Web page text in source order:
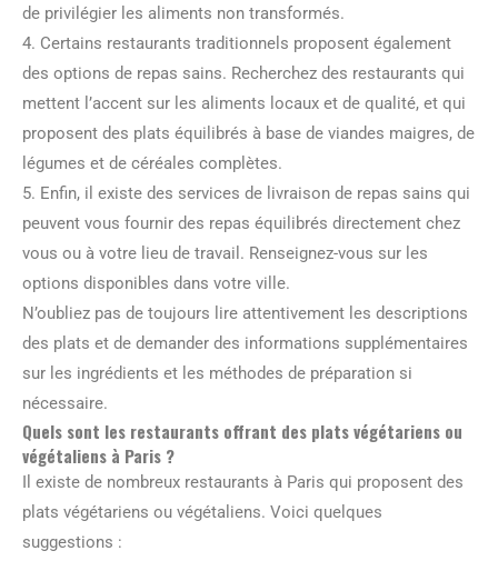
de privilégier les aliments non transformés.
4. Certains restaurants traditionnels proposent également
des options de repas sains. Recherchez des restaurants qui
mettent l’accent sur les aliments locaux et de qualité, et qui
proposent des plats équilibrés à base de viandes maigres, de
légumes et de céréales complètes.
5. Enfin, il existe des services de livraison de repas sains qui
peuvent vous fournir des repas équilibrés directement chez
vous ou à votre lieu de travail. Renseignez-vous sur les
options disponibles dans votre ville.
N’oubliez pas de toujours lire attentivement les descriptions
des plats et de demander des informations supplémentaires
sur les ingrédients et les méthodes de préparation si
nécessaire.
Quels sont les restaurants offrant des plats végétariens ou
végétaliens à Paris ?
Il existe de nombreux restaurants à Paris qui proposent des
plats végétariens ou végétaliens. Voici quelques
suggestions :